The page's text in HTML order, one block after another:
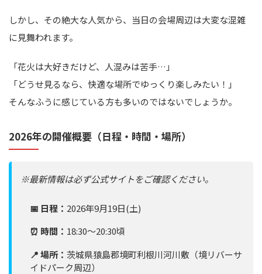
しかし、その絶大な人気から、当日の会場周辺は大変な混雑
に見舞われます。
「花火は大好きだけど、人混みは苦手…」
「どうせ見るなら、快適な場所でゆっくり楽しみたい！」
そんなふうに感じている方も多いのではないでしょうか。
2026年の開催概要（日程・時間・場所）
※最新情報は必ず公式サイトをご確認ください。
📅 日程： 2026年9月19日(土)
⏰ 時間： 18:30～20:30頃
📍 場所： 茨城県猿島郡境町利根川河川敷（境リバーサ
イドパーク周辺）